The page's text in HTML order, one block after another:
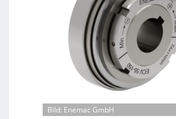
Bild: Enemac GmbH